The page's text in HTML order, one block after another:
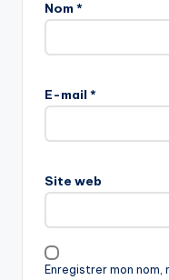
Nom *
E-mail *
Site web
Enregistrer mon